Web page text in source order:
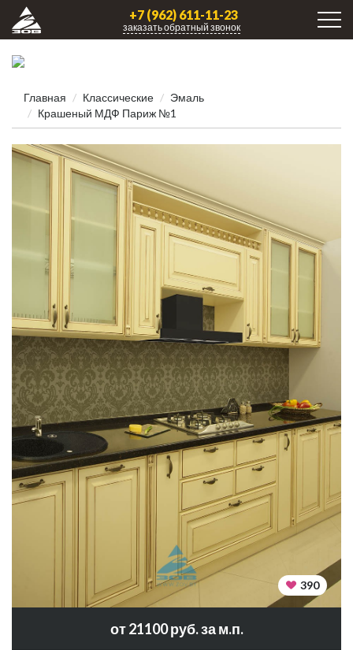
+7 (962) 611-11-23
заказать обратный звонок
Главная Классические
Эмаль
Крашеный МДФ Париж №1
390
от 21100 руб. за м.п.